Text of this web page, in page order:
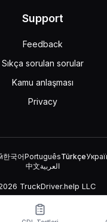
Support
Feedback
Sıkça sorulan sorular
Kamu anlaşması
Privacy
한국어PortuguêsTürkçe
中文العربية
TruckDriver.help LLC
sahiplenilmektedir
ilişkili değildir.